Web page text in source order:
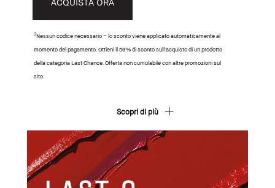
3Nessun codice necessario – lo sconto viene applicato automaticamente al
momento del pagamento. Ottieni il 50% di sconto sull’acquisto di un prodotto
della categoria Last Chance. Offerta non cumulabile con altre promozioni sul
sito.
Scopri di più